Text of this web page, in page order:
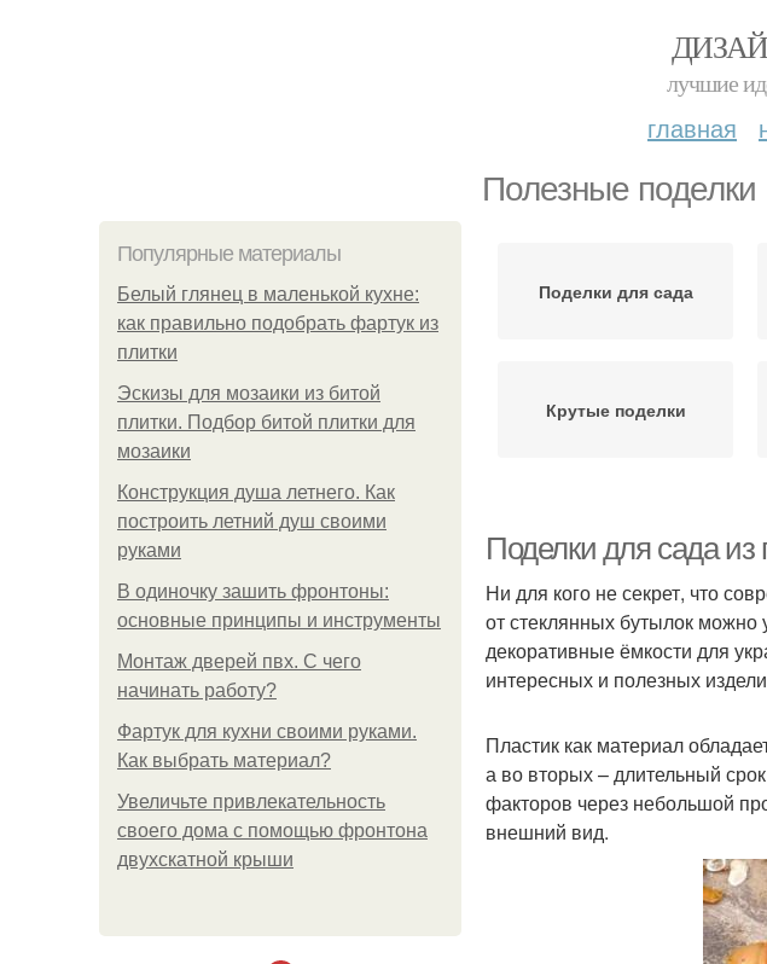
лучшие
главная
Полезные поделки
Популярные материалы
Белый глянец в маленькой кухне:
как правильно подобрать фартук из
плитки
Эскизы для мозаики из битой
плитки. Подбор битой плитки для
мозаики
Конструкция душа летнего. Как
построить летний душ своими
руками
В одиночку зашить фронтоны:
основные принципы и инструменты
Монтаж дверей пвх. С чего
начинать работу?
Фартук для кухни своими руками.
Как выбрать материал?
Увеличьте привлекательность
своего дома с помощью фронтона
двухскатной крыши
Поделки для сада
Крутые поделки
Поделки для сада из
Ни для кого не секрет, что
от стеклянных бутылок можно
декоративные ёмкости для
интересных и полезных
Пластик как материал
а во вторых – длительный
факторов через небольшой
внешний вид.